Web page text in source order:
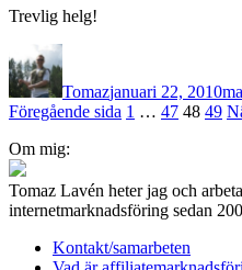
Trevlig helg!
Författare
Tomazjanuari 22, 2010
Sidnumrering
för
inlägg
Föregående sida Sida
1 … Sida
47 Sida
48 Sida
49
Om mig:
Tomaz Lavén heter jag och
internetmarknadsföring sedan
Kontakt/samarbeten